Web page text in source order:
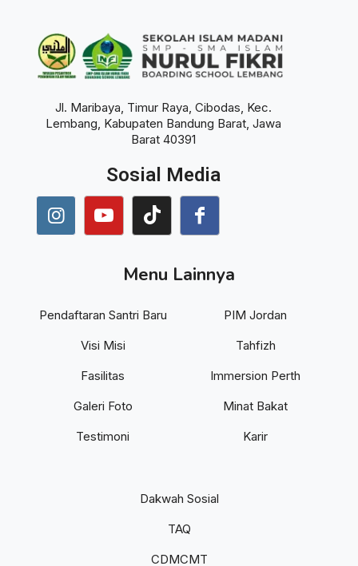
Jl. Maribaya, Timur Raya, Cibodas, Kec.
Lembang, Kabupaten Bandung Barat, Jawa
Barat 40391
Sosial Media
Menu Lainnya
Pendaftaran Santri Baru
Visi Misi
Fasilitas
Galeri Foto
Testimoni
PIM Jordan
Tahfizh
Immersion Perth
Minat Bakat
Karir
Dakwah Sosial
TAQ
CDMCMT